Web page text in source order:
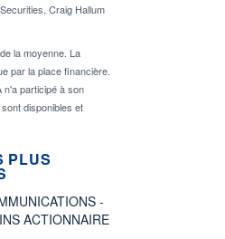
Craig Hallum
la moyenne. La
par la place financière.
n'a participé à son
disponibles et
PLUS
-
ACTIONNAIRE